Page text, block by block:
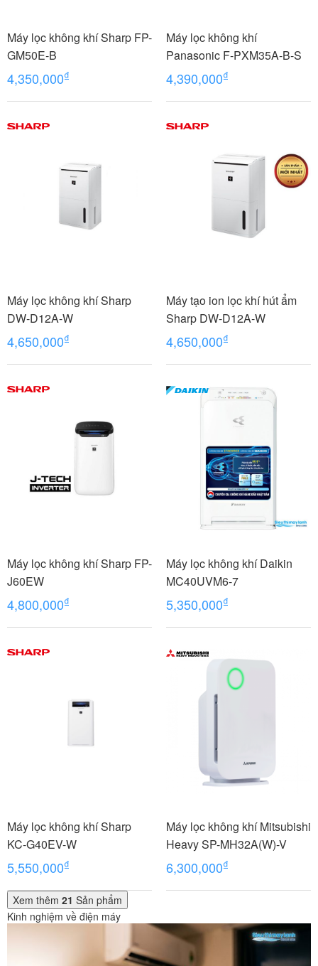
Máy lọc không khí Sharp FP-
GM50E-B
4,350,000₫
Máy lọc không khí
Panasonic F-PXM35A-B-S
4,390,000₫
Máy lọc không khí Sharp
DW-D12A-W
4,650,000₫
Máy tạo ion lọc khí hút ẩm
Sharp DW-D12A-W
4,650,000₫
Máy lọc không khí Sharp FP-
J60EW
4,800,000₫
Máy lọc không khí Daikin
MC40UVM6-7
5,350,000₫
Máy lọc không khí Sharp
KC-G40EV-W
5,550,000₫
Máy lọc không khí Mitsubishi
Heavy SP-MH32A(W)-V
6,300,000₫
Xem thêm 21 Sản phẩm
Kinh nghiệm về điện máy